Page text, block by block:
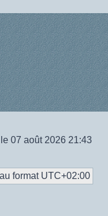
07 août 2026 21:43
format UTC+02:00